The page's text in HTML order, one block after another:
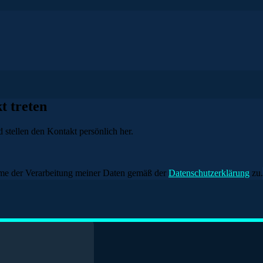
treten
den Kontakt persönlich her.
der Verarbeitung meiner Daten gemäß der Datenschutzerklärung zu.